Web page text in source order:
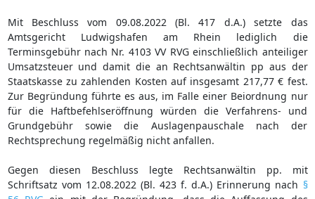
Mit Beschluss vom 09.08.2022 (Bl. 417 d.A.) setzte das
Amtsgericht Ludwigshafen am Rhein lediglich die
Terminsgebühr nach Nr. 4103 VV RVG einschließlich anteiliger
Umsatzsteuer und damit die an Rechtsanwältin pp aus der
Staatskasse zu zahlenden Kosten auf insgesamt 217,77 € fest.
Zur Begründung führte es aus, im Falle einer Beiordnung nur
für die Haftbefehlseröffnung würden die Verfahrens- und
Grundgebühr sowie die Auslagenpauschale nach der
Rechtsprechung regelmäßig nicht anfallen.
Gegen diesen Beschluss legte Rechtsanwältin pp. mit
Schriftsatz vom 12.08.2022 (Bl. 423 f. d.A.) Erinnerung nach §